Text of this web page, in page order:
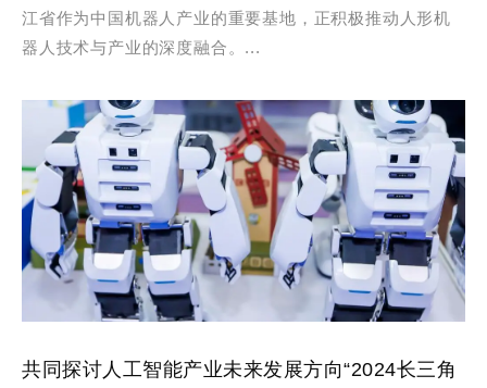
江省作为中国机器人产业的重要基地，正积极推动人形机
器人技术与产业的深度融合。...
共同探讨人工智能产业未来发展方向“2024长三角